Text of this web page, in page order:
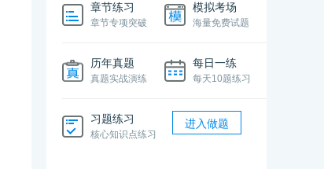
章节练习
章节专项突破
模拟考场
海量免费试题
历年真题
真题实战演练
每日一练
每天10题练习
习题练习
核心知识点练习
进入做题